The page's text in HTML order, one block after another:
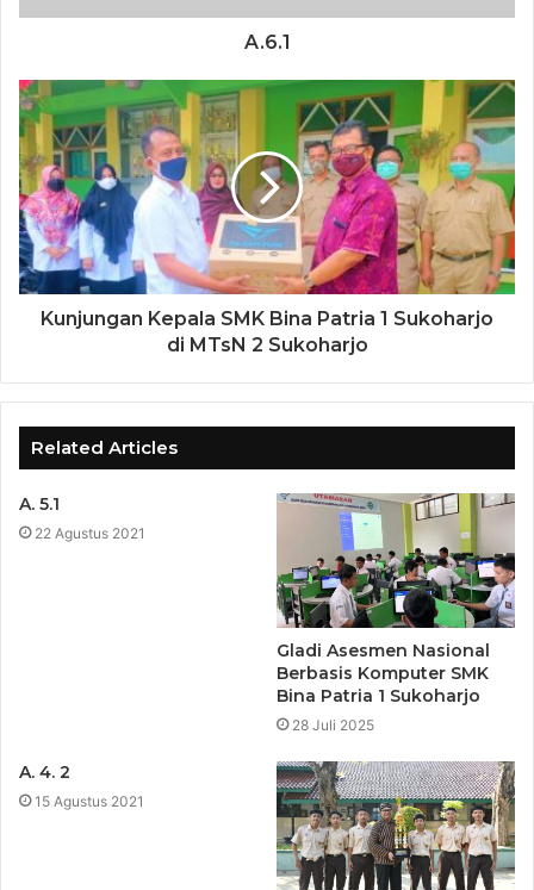
A.6.1
Kunjungan Kepala SMK Bina Patria 1 Sukoharjo
di MTsN 2 Sukoharjo
Related Articles
A. 5.1
22 Agustus 2021
Gladi Asesmen Nasional
Berbasis Komputer SMK
Bina Patria 1 Sukoharjo
28 Juli 2025
A. 4. 2
15 Agustus 2021